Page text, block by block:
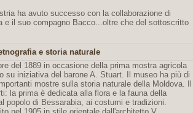
ha avuto successo con la collaborazione di
e il suo compagno Bacco...oltre che del sottoscritto
e storia naturale
del 1889 in occasione della prima mostra agricola
su iniziativa del barone A. Stuart. Il museo ha più di
mostre sulla storia naturale della Moldova. Il
la prima è dedicata alla flora e la fauna della
popolo di Bessarabia, ai costumi e tradizioni.